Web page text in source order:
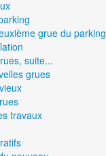
grue du parking
suite...
grues
travaux